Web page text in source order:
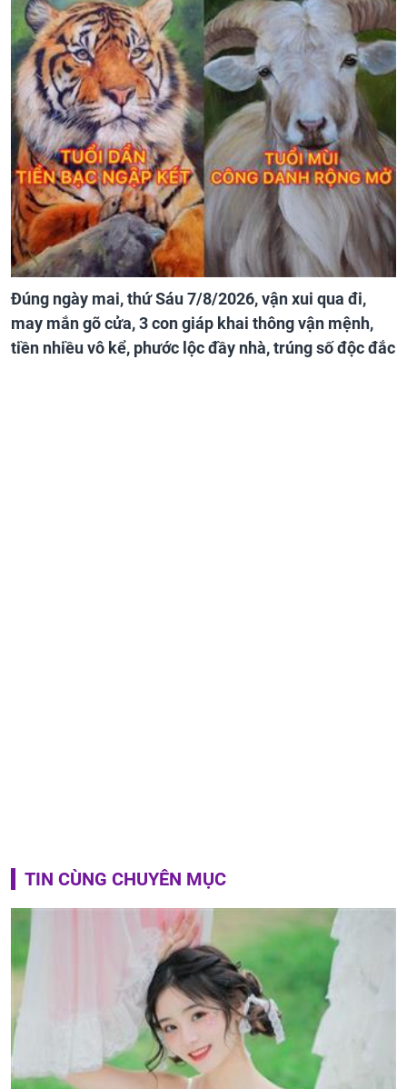
Đúng ngày mai, thứ Sáu 7/8/2026, vận xui qua đi,
may mắn gõ cửa, 3 con giáp khai thông vận mệnh,
tiền nhiều vô kể, phước lộc đầy nhà, trúng số độc đắc
TIN CÙNG CHUYÊN MỤC